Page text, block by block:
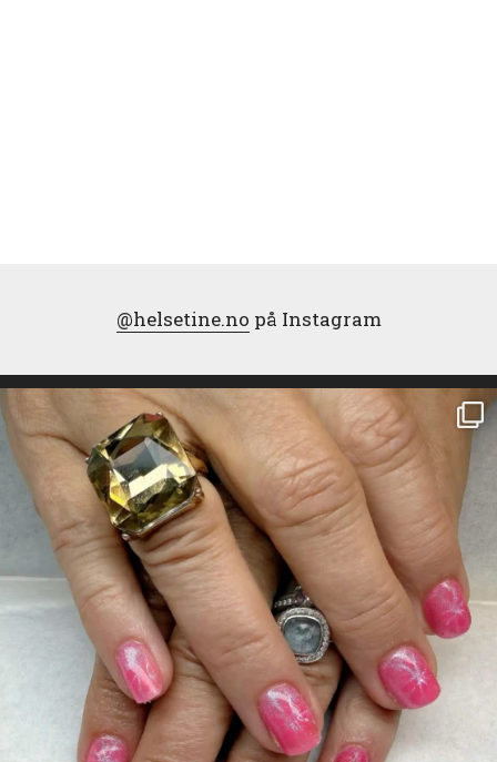
@helsetine.no på Instagram